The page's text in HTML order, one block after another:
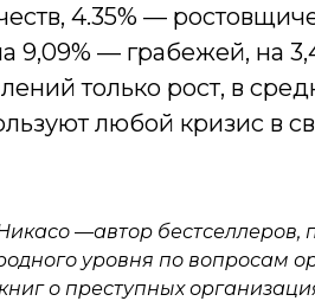
4.35% —
9,09% — грабежей, на
только рост, в
любой кризис в
—автор
уровня по вопросам
о преступных